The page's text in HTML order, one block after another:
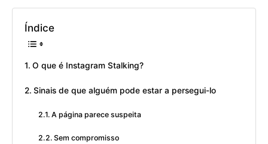
Índice
O que é Instagram Stalking?
Sinais de que alguém pode estar a persegui-lo
A página parece suspeita
Sem compromisso